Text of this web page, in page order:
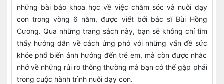
những bài báo khoa học về việc chăm sóc và nuôi dạy
con trong vòng 6 năm, được viết bởi bác sĩ Bùi Hồng
Cương. Qua những trang sách này, bạn sẽ không chỉ tìm
thấy hướng dẫn về cách ứng phó với những vấn đề sức
khỏe phổ biến ảnh hưởng đến trẻ em, mà còn được nhắc
nhở về những rủi ro thông thường mà bạn có thể gặp phải
trong cuộc hành trình nuôi dạy con.